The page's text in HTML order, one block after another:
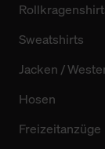
Sweatshirts
Jacken /
Hosen
Freizeitanzüge